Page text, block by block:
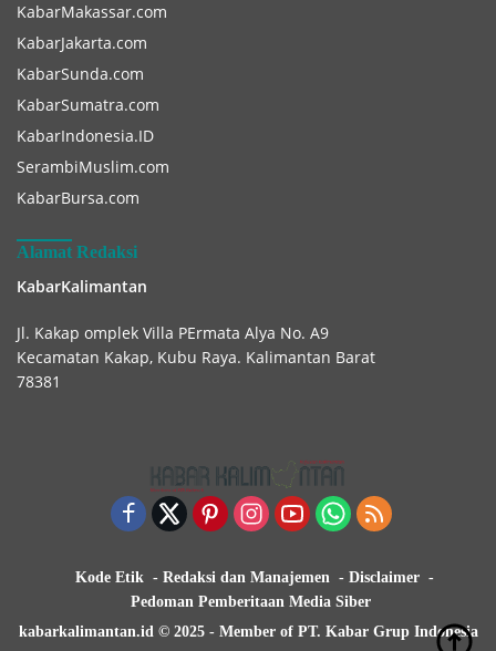
KabarMakassar.com
KabarJakarta.com
KabarSunda.com
KabarSumatra.com
KabarIndonesia.ID
SerambiMuslim.com
KabarBursa.com
Alamat Redaksi
KabarKalimantan
Jl. Kakap omplek Villa PErmata Alya No. A9
Kecamatan Kakap, Kubu Raya. Kalimantan Barat
78381
Kode Etik Redaksi dan Manajemen
Disclaimer
Pedoman Pemberitaan Media Siber
kabarkalimantan.id © 2025 - Member of PT. Kabar Grup Indonesia